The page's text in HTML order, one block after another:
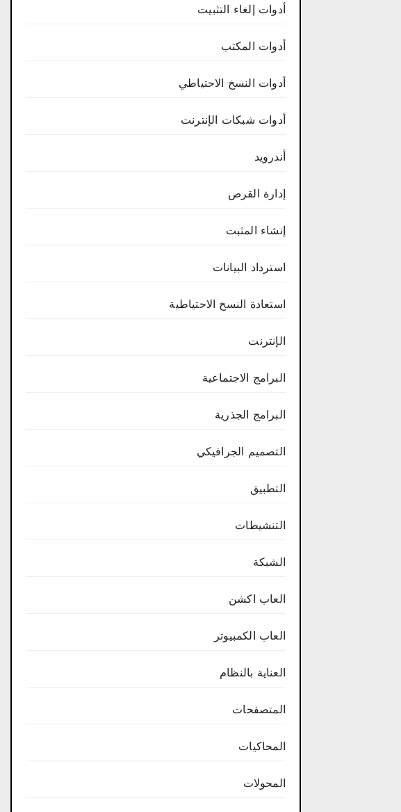
أدوات إلغاء التثبيت
أدوات المكتب
أدوات النسخ الاحتياطي
أدوات شبكات الإنترنت
أندرويد
إدارة القرص
إنشاء المثبت
استرداد البيانات
استعادة النسخ الاحتياطية
الإنترنت
البرامج الاجتماعية
البرامج الجذرية
التصميم الجرافيكي
التطبيق
التنشيطات
الشبكة
العاب اكشن
العاب الكمبيوتر
العناية بالنظام
المتصفحات
المحاكيات
المحولات